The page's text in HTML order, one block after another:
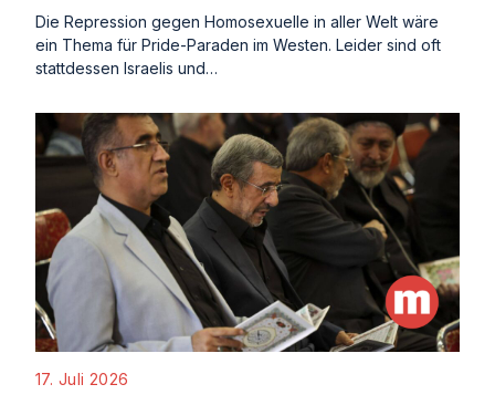
Die Repression gegen Homosexuelle in aller Welt wäre
ein Thema für Pride-Paraden im Westen. Leider sind oft
stattdessen Israelis und…
17. Juli 2026